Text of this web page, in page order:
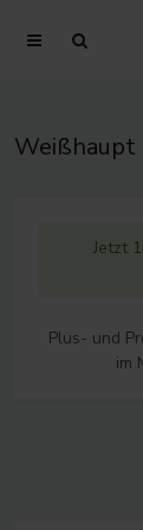
Weißhaupt
Jetzt
Plus- und
im